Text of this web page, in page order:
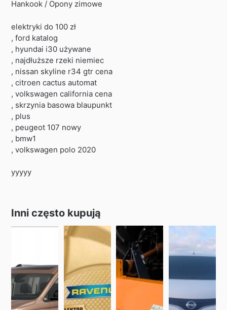
Hankook / Opony zimowe
elektryki do 100 zł
, ford katalog
, hyundai i30 używane
, najdłuższe rzeki niemiec
, nissan skyline r34 gtr cena
, citroen cactus automat
, volkswagen california cena
, skrzynia basowa blaupunkt
, plus
, peugeot 107 nowy
, bmw1
, volkswagen polo 2020
yyyyy
Inni często kupują